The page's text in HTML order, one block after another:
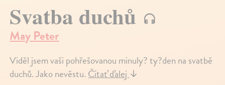
Svatba duchů
May Peter
Viděl jsem vaši pohřešovanou minuly? ty?den na svatbě
duchů. Jako nevěstu.Čítať ďalej↓